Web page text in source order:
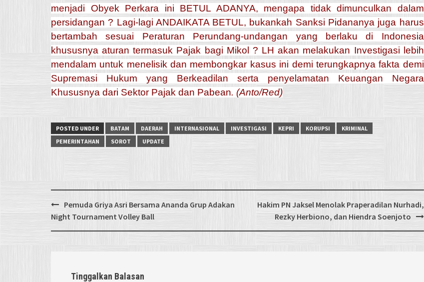
menjadi Obyek Perkara ini BETUL ADANYA, mengapa tidak dimunculkan dalam
persidangan ? Lagi-lagi ANDAIKATA BETUL, bukankah Sanksi Pidananya juga harus
bertambah sesuai Peraturan Perundang-undangan yang berlaku di Indonesia
khususnya aturan termasuk Pajak bagi Mikol ? LH akan melakukan Investigasi lebih
mendalam untuk menelisik dan membongkar kasus ini demi terungkapnya fakta demi
Supremasi Hukum yang Berkeadilan serta penyelamatan Keuangan Negara
Khususnya dari Sektor Pajak dan Pabean. (Anto/Red)
POSTED UNDER BATAM DAERAH INTERNASIONAL INVESTIGASI KEPRI KORUPSI
KRIMINAL
PEMERINTAHAN
SOROT UPDATE
Post
navigation
Pemuda Griya Asri Bersama Ananda Grup Adakan
Night Tournament Volley Ball
Hakim PN Jaksel Menolak Praperadilan Nurhadi,
Rezky Herbiono, dan Hiendra Soenjoto
Tinggalkan Balasan